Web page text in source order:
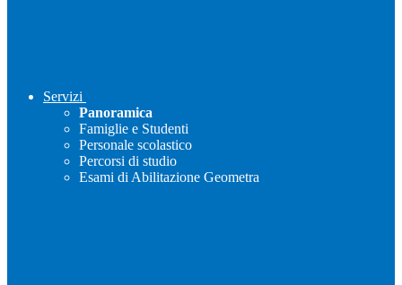
Servizi
Panoramica
Famiglie e Studenti
Personale scolastico
Percorsi di studio
Esami di Abilitazione Geometra